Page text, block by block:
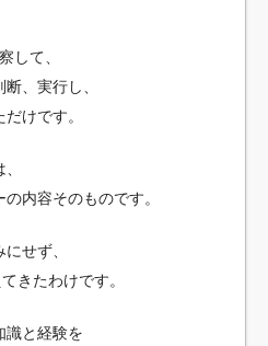
して、
、実行し、
けです。
内容そのものです。
せず、
きたわけです。
識と経験を